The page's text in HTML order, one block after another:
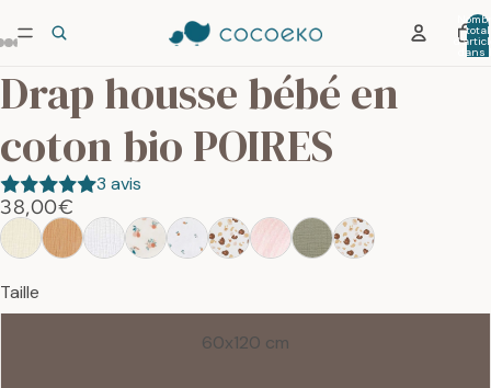
total
dans
Drap housse bébé en
coton bio POIRES
3 avis
38,00€
Taille
60x120 cm